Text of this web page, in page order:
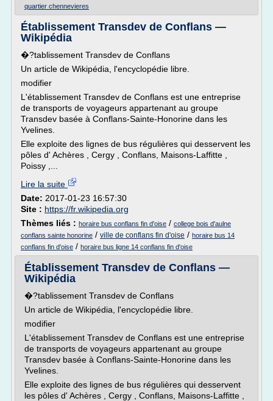
quartier chennevieres
Établissement Transdev de Conflans —
Wikipédia
�?tablissement Transdev de Conflans
Un article de Wikipédia, l'encyclopédie libre.
modifier
L'établissement Transdev de Conflans est une entreprise
de transports de voyageurs appartenant au groupe
Transdev basée à Conflans-Sainte-Honorine dans les
Yvelines.
Elle exploite des lignes de bus régulières qui desservent les
pôles d' Achères , Cergy , Conflans, Maisons-Laffitte ,
Poissy ,...
Lire la suite
Date: 2017-01-23 16:57:30
Site : https://fr.wikipedia.org
Thèmes liés : horaire bus conflans fin d'oise / college bois d'aulne
conflans sainte honorine / ville de conflans fin d'oise / horaire bus 14
conflans fin d'oise / horaire bus ligne 14 conflans fin d'oise
Établissement Transdev de Conflans —
Wikipédia
�?tablissement Transdev de Conflans
Un article de Wikipédia, l'encyclopédie libre.
modifier
L'établissement Transdev de Conflans est une entreprise
de transports de voyageurs appartenant au groupe
Transdev basée à Conflans-Sainte-Honorine dans les
Yvelines.
Elle exploite des lignes de bus régulières qui desservent
les pôles d' Achères , Cergy , Conflans, Maisons-Laffitte ,